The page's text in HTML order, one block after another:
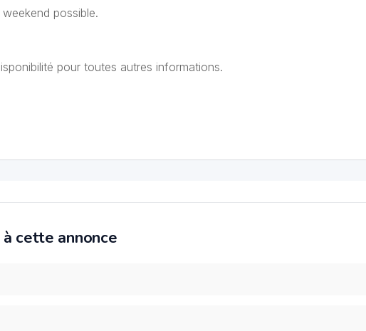
possible.
pour toutes autres informations.
cette annonce